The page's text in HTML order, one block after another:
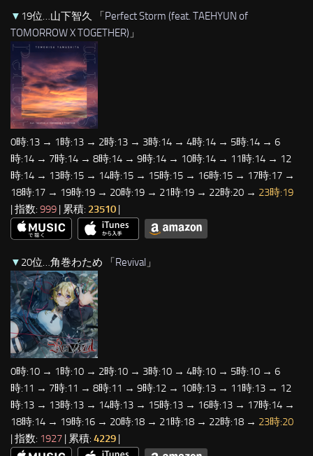
▼ 19位…山下智久 「Perfect Storm (feat. TAEHYUN of
TOMORROW X TOGETHER) 」
0時:13 → 1時:13 → 2時:13 → 3時:14 → 4時:14 → 5時:14 → 6
時:14 → 7時:14 → 8時:14 → 9時:14 → 10時:14 → 11時:14 → 12
時:14 → 13時:15 → 14時:15 → 15時:15 → 16時:15 → 17時:17 →
18時:17 → 19時:19 → 20時:19 → 21時:19 → 22時:20 → 23時:19
| 指数: 999 | 累積: 23510 |
▼ 20位…角巻わため 「Revival 」
0時:10 → 1時:10 → 2時:10 → 3時:10 → 4時:10 → 5時:10 → 6
時:11 → 7時:11 → 8時:11 → 9時:12 → 10時:13 → 11時:13 → 12
時:13 → 13時:13 → 14時:13 → 15時:13 → 16時:13 → 17時:14 →
18時:14 → 19時:16 → 20時:18 → 21時:18 → 22時:18 → 23時:20
| 指数: 1927 | 累積: 4229 |